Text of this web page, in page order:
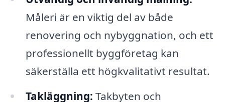
Måleri är en viktig del av både
renovering och nybyggnation, och ett
professionellt byggföretag kan
säkerställa ett högkvalitativt resultat.
Takläggning: Takbyten och